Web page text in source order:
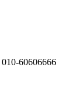
60606666